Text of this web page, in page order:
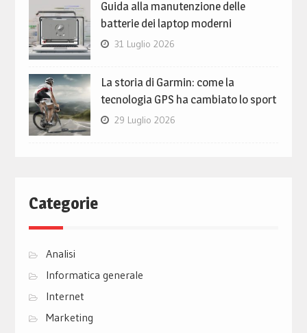
Guida alla manutenzione delle
batterie dei laptop moderni
31 Luglio 2026
La storia di Garmin: come la
tecnologia GPS ha cambiato lo sport
29 Luglio 2026
Categorie
Analisi
Informatica generale
Internet
Marketing